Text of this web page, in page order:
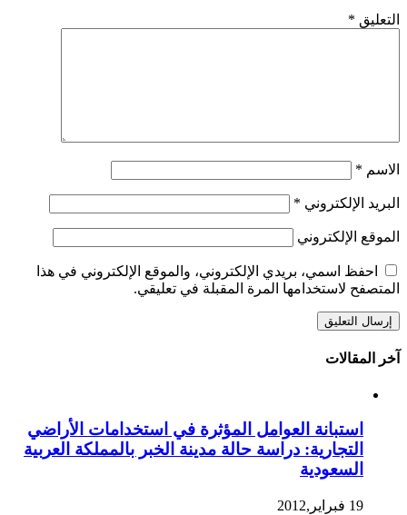
التعليق *
الاسم *
البريد الإلكتروني *
الموقع الإلكتروني
احفظ اسمي، بريدي الإلكتروني، والموقع الإلكتروني في هذا
المتصفح لاستخدامها المرة المقبلة في تعليقي.
آخر المقالات
استبانة العوامل المؤثرة في استخدامات الأراضي
التجارية: دراسة حالة مدينة الخبر بالمملكة العربية
السعودية
19 فبراير,2012